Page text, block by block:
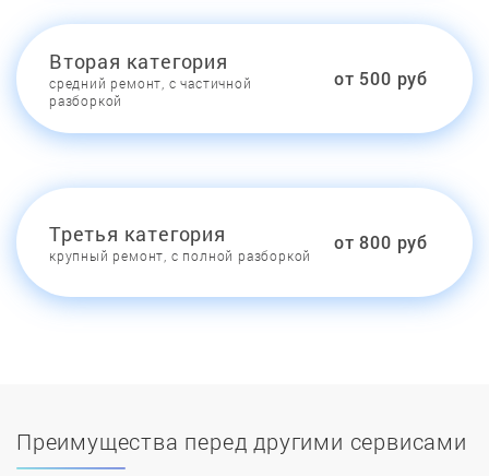
Вторая категория
средний ремонт, с частичной
разборкой
от 500 руб
Третья категория
крупный ремонт, с полной разборкой
от 800 руб
Преимущества перед другими сервисами